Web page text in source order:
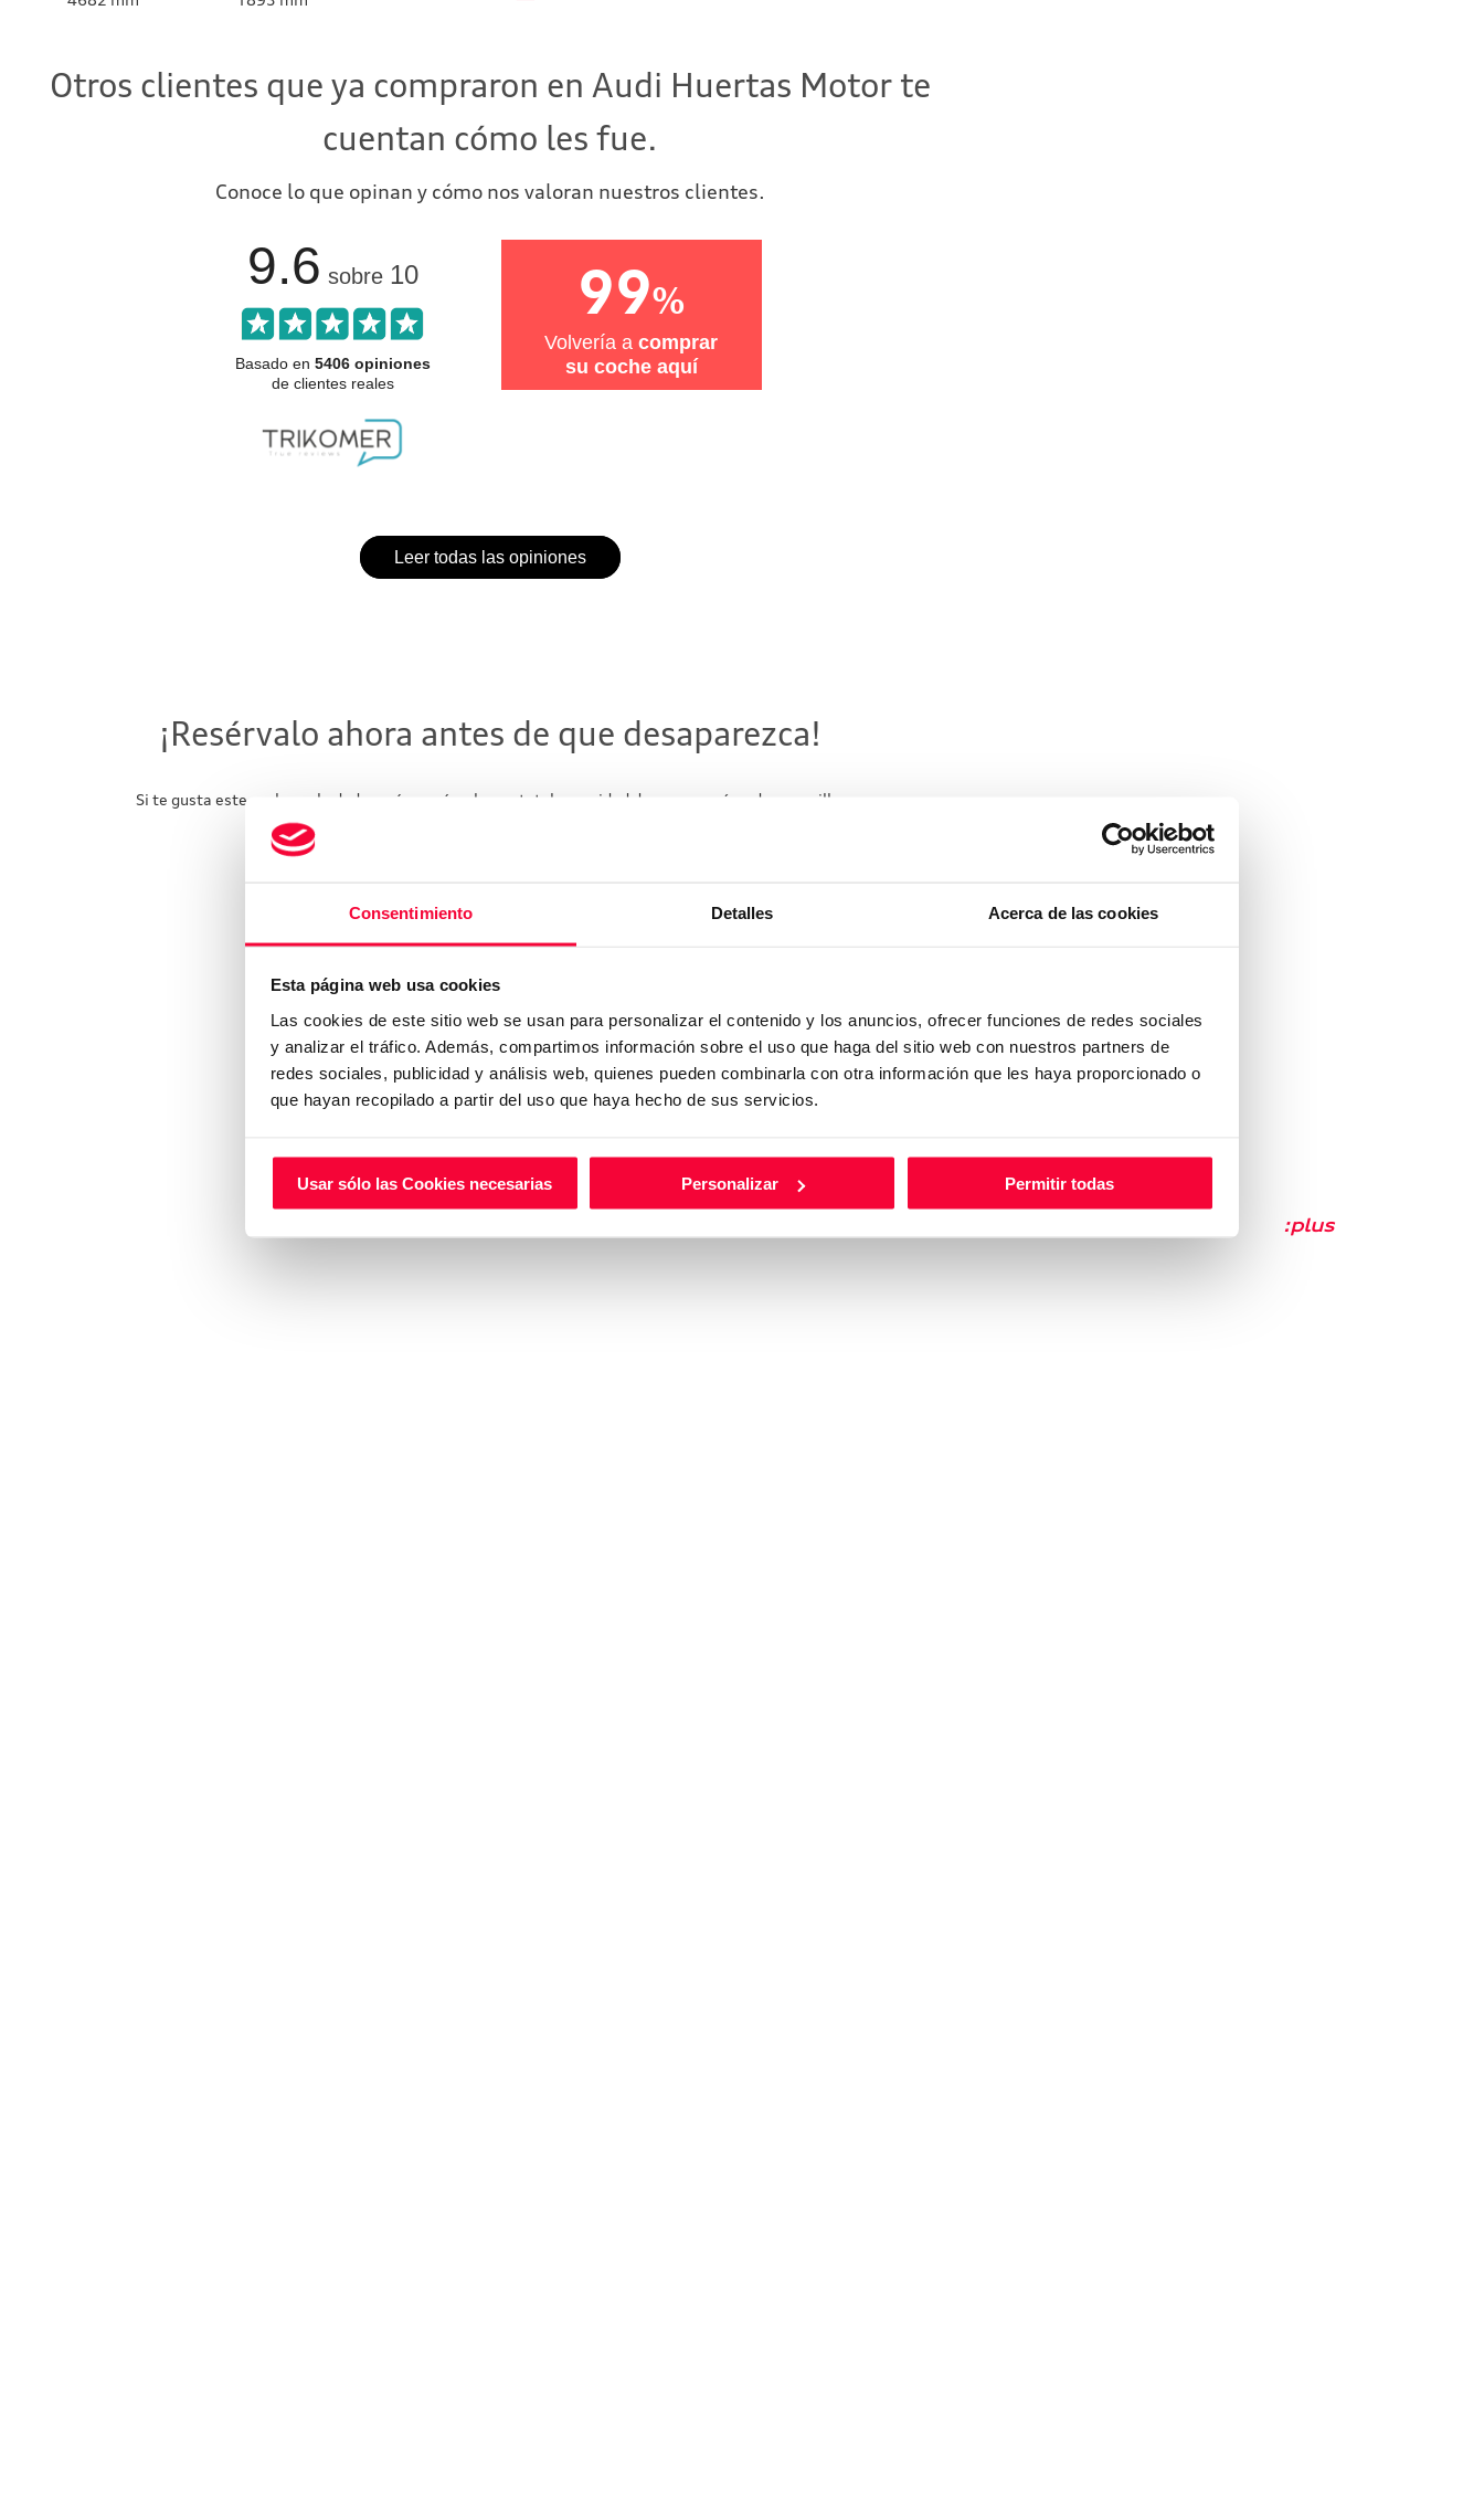
Consentimiento Detalles Acerca de las cookies
Esta página web usa cookies
Las cookies de este sitio web se usan para personalizar el contenido y los anuncios, ofrecer funciones de redes sociales
y analizar el tráfico. Además, compartimos información sobre el uso que haga del sitio web con nuestros partners de
redes sociales, publicidad y análisis web, quienes pueden combinarla con otra información que les haya proporcionado o
que hayan recopilado a partir del uso que haya hecho de sus servicios.
Usar sólo las Cookies necesarias Personalizar Permitir todas
Otros clientes que ya compraron en Audi Huertas Motor te
cuentan cómo les fue.
Conoce lo que opinan y cómo nos valoran nuestros clientes.
9.6 sobre 10
Basado en 5406 opiniones
de clientes reales
99%
Volvería acomprar
su coche aquí
Leer todas las opiniones
¡Resérvalo ahora antes de que desaparezca!
Si te gusta este coche no lo dudes más, resérvalo con total seguridad de manera cómoda y sencilla.
RESÉRVALO AHORA
a Huertas Motor
:plusMurcia